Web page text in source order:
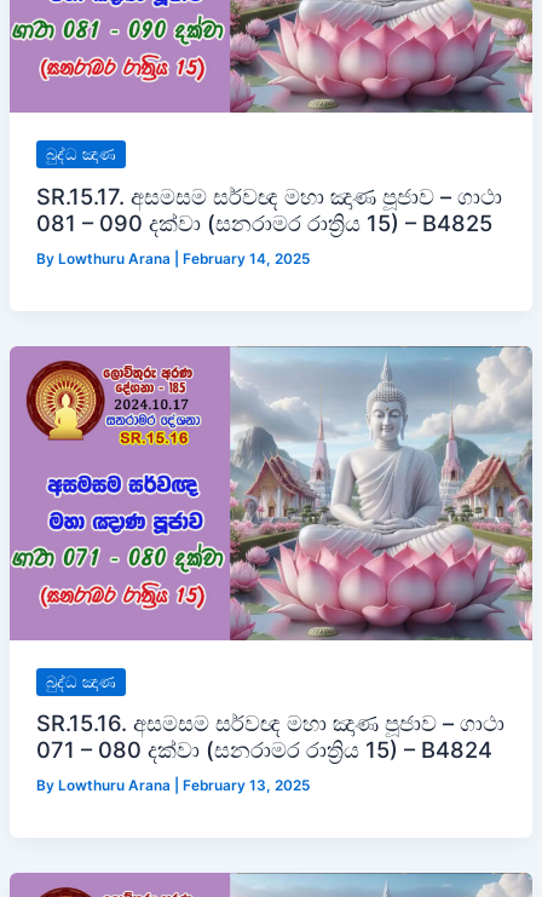
බුද්ධ ඤාණ
SR.15.17. අසමසම සර්වඥ මහා ඤාණ පූජාව – ගාථා
081 – 090 දක්වා (සනරාමර රාත්‍රිය 15) – B4825
By Lowthuru Arana February 14, 2025
බුද්ධ ඤාණ
SR.15.16. අසමසම සර්වඥ මහා ඤාණ පූජාව – ගාථා
071 – 080 දක්වා (සනරාමර රාත්‍රිය 15) – B4824
By Lowthuru Arana February 13, 2025